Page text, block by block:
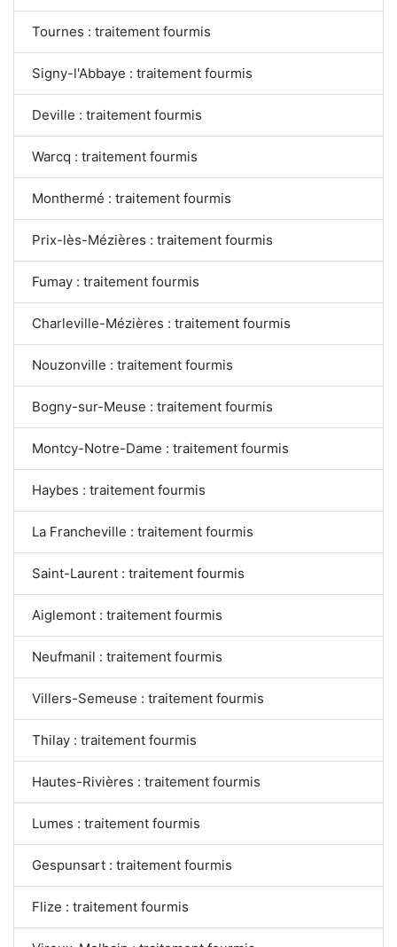
Tournes : traitement fourmis
Signy-l'Abbaye : traitement fourmis
Deville : traitement fourmis
Warcq : traitement fourmis
Monthermé : traitement fourmis
Prix-lès-Mézières : traitement fourmis
Fumay : traitement fourmis
Charleville-Mézières : traitement fourmis
Nouzonville : traitement fourmis
Bogny-sur-Meuse : traitement fourmis
Montcy-Notre-Dame : traitement fourmis
Haybes : traitement fourmis
La Francheville : traitement fourmis
Saint-Laurent : traitement fourmis
Aiglemont : traitement fourmis
Neufmanil : traitement fourmis
Villers-Semeuse : traitement fourmis
Thilay : traitement fourmis
Hautes-Rivières : traitement fourmis
Lumes : traitement fourmis
Gespunsart : traitement fourmis
Flize : traitement fourmis